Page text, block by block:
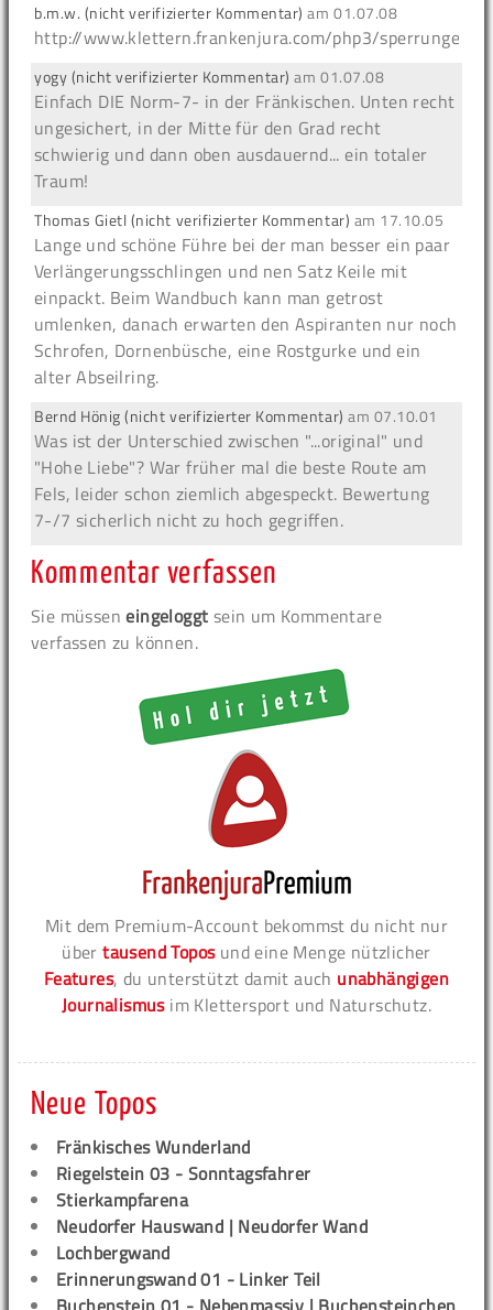
b.m.w. (nicht verifizierter Kommentar) am01.07.08
http://www.klettern.frankenjura.com/php3/
yogy (nicht verifizierter Kommentar) am01.07.08
Einfach DIE Norm-7- in der Fränkischen. Unten recht
ungesichert, in der Mitte für den Grad recht
schwierig und dann oben ausdauernd... ein totaler
Traum!
Thomas Gietl (nicht verifizierter Kommentar) am 17.10.05
Lange und schöne Führe bei der man besser ein paar
Verlängerungsschlingen und nen Satz Keile mit
einpackt. Beim Wandbuch kann man getrost
umlenken, danach erwarten den Aspiranten nur noch
Schrofen, Dornenbüsche, eine Rostgurke und ein
alter Abseilring.
Bernd Hönig (nicht verifizierter Kommentar) am 07.10.01
Was ist der Unterschied zwischen "...original" und
"Hohe Liebe"? War früher mal die beste Route am
Fels, leider schon ziemlich abgespeckt. Bewertung
7-/7 sicherlich nicht zu hoch gegriffen.
Kommentar verfassen
Sie müsseneingeloggt sein um Kommentare
verfassen zu können.
Mit dem Premium-Account bekommst du nicht nur
übertausend Toposund eine Menge nützlicher
Features, du unterstützt damit auch unabhängigen
Journalismusim Klettersport und Naturschutz.
Neue Topos
Fränkisches Wunderland
Riegelstein 03 - Sonntagsfahrer
Stierkampfarena
Neudorfer Hauswand | Neudorfer Wand
Lochbergwand
Erinnerungswand 01 - Linker Teil